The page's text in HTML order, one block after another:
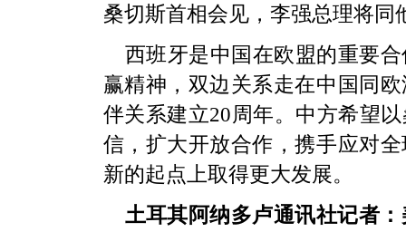
桑切斯首相会见，李强总理将同
西班牙是中国在欧盟的重要
赢精神，双边关系走在中国同
伴关系建立20周年。中方希望
信，扩大开放合作，携手应对
新的起点上取得更大发展。
土耳其阿纳多卢通讯社记者